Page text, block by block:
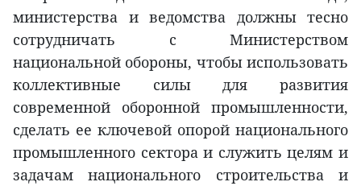
министерства и ведомства должны тесно
сотрудничать с Министерством
национальной обороны, чтобы использовать
коллективные силы для развития
современной оборонной промышленности,
сделать ее ключевой опорой национального
промышленного сектора и служить целям и
задачам национального строительства и